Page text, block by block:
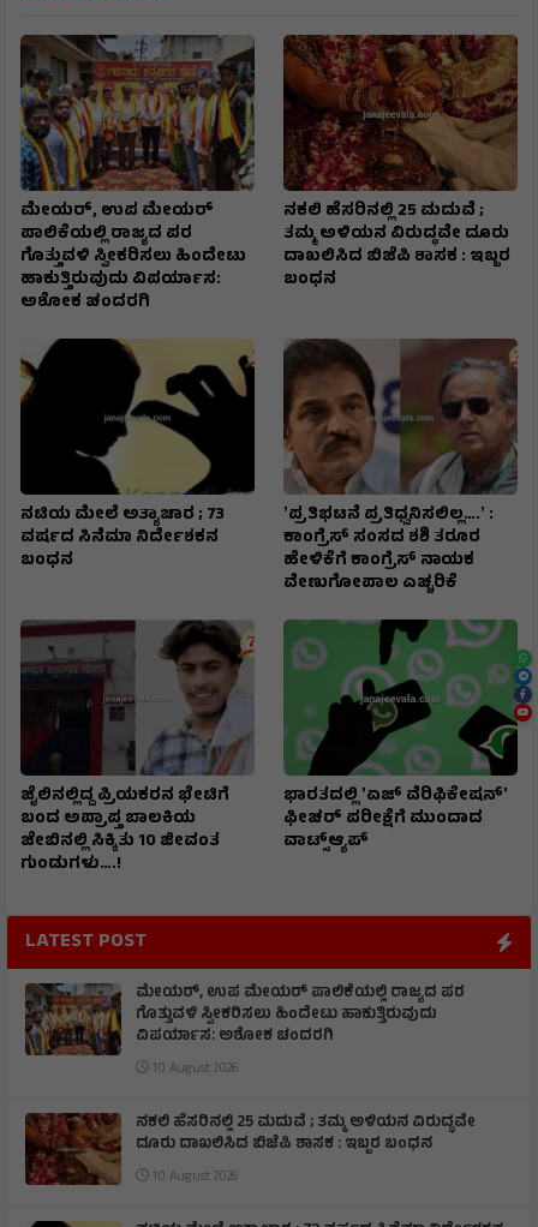
ಮೇಯರ್, ಉಪ ಮೇಯರ್
ಪಾಲಿಕೆಯಲ್ಲಿ ರಾಜ್ಯದ ಪರ
ಗೊತ್ತುವಳಿ ಸ್ವೀಕರಿಸಲು ಹಿಂದೇಟು
ಹಾಕುತ್ತಿರುವುದು ವಿಪರ್ಯಾಸ:
ಅಶೋಕ ಚಂದರಗಿ
ನಕಲಿ ಹೆಸರಿನಲ್ಲಿ 25 ಮದುವೆ ;
ತಮ್ಮ ಅಳಿಯನ ವಿರುದ್ಧವೇ ದೂರು
ದಾಖಲಿಸಿದ ಬಿಜೆಪಿ ಶಾಸಕ : ಇಬ್ಬರ
ಬಂಧನ
ನಟಿಯ ಮೇಲೆ ಅತ್ಯಾಚಾರ ; 73
ವರ್ಷದ ಸಿನೆಮಾ ನಿರ್ದೇಶಕನ
ಬಂಧನ
ʼಪ್ರತಿಭಟನೆ ಪ್ರತಿಧ್ವನಿಸಲಿಲ್ಲ….ʼ :
ಕಾಂಗ್ರೆಸ್‌ ಸಂಸದ ಶಶಿ ತರೂರ
ಹೇಳಿಕೆಗೆ ಕಾಂಗ್ರೆಸ್‌ ನಾಯಕ
ವೇಣುಗೋಪಾಲ ಎಚ್ಚರಿಕೆ
ಜೈಲಿನಲ್ಲಿದ್ದ ಪ್ರಿಯಕರನ ಭೇಟಿಗೆ
ಬಂದ ಅಪ್ರಾಪ್ತ ಬಾಲಕಿಯ
ಜೇಬಿನಲ್ಲಿ ಸಿಕ್ಕಿತು 10 ಜೀವಂತ
ಗುಂಡುಗಳು….!
ಭಾರತದಲ್ಲಿ ʼಏಜ್ ವೆರಿಫಿಕೇಷನ್ʼ
ಫೀಚರ್‌ ಪರೀಕ್ಷೆಗೆ ಮುಂದಾದ
ವಾಟ್ಸ್ಆ್ಯಪ್‌
LATEST POST
ಮೇಯರ್, ಉಪ ಮೇಯರ್ ಪಾಲಿಕೆಯಲ್ಲಿ ರಾಜ್ಯದ ಪರ
ಗೊತ್ತುವಳಿ ಸ್ವೀಕರಿಸಲು ಹಿಂದೇಟು ಹಾಕುತ್ತಿರುವುದು
ವಿಪರ್ಯಾಸ: ಅಶೋಕ ಚಂದರಗಿ
10 August 2026
ನಕಲಿ ಹೆಸರಿನಲ್ಲಿ 25 ಮದುವೆ ; ತಮ್ಮ ಅಳಿಯನ ವಿರುದ್ಧವೇ
ದೂರು ದಾಖಲಿಸಿದ ಬಿಜೆಪಿ ಶಾಸಕ : ಇಬ್ಬರ ಬಂಧನ
10 August 2026